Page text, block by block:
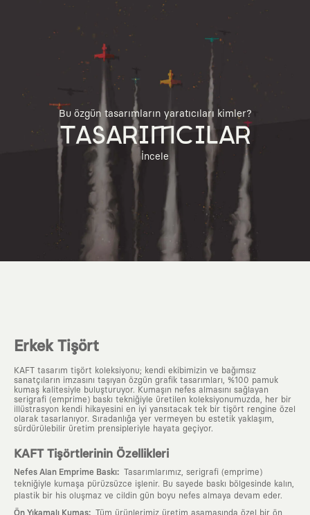
Bu özgün tasarımların yaratıcıları kimler?
TASARIMCILAR
İncele
Erkek Tişört
KAFT tasarım tişört koleksiyonu; kendi ekibimizin ve bağımsız
sanatçıların imzasını taşıyan özgün grafik tasarımları, %100 pamuk
kumaş kalitesiyle buluşturuyor. Kumaşın nefes almasını sağlayan
serigrafi (emprime) baskı tekniğiyle üretilen koleksiyonumuzda, her bir
illüstrasyon kendi hikayesini en iyi yansıtacak tek bir tişört rengine özel
olarak tasarlanıyor. Sıradanlığa yer vermeyen bu estetik yaklaşım,
sürdürülebilir üretim prensipleriyle hayata geçiyor.
KAFT Tişörtlerinin Özellikleri
Nefes Alan Emprime Baskı: Tasarımlarımız, serigrafi (emprime)
tekniğiyle kumaşa pürüzsüzce işlenir. Bu sayede baskı bölgesinde kalın,
plastik bir his oluşmaz ve cildin gün boyu nefes almaya devam eder.
Ön Yıkamalı Kumaş: Tüm ürünlerimiz üretim aşamasında özel bir ön